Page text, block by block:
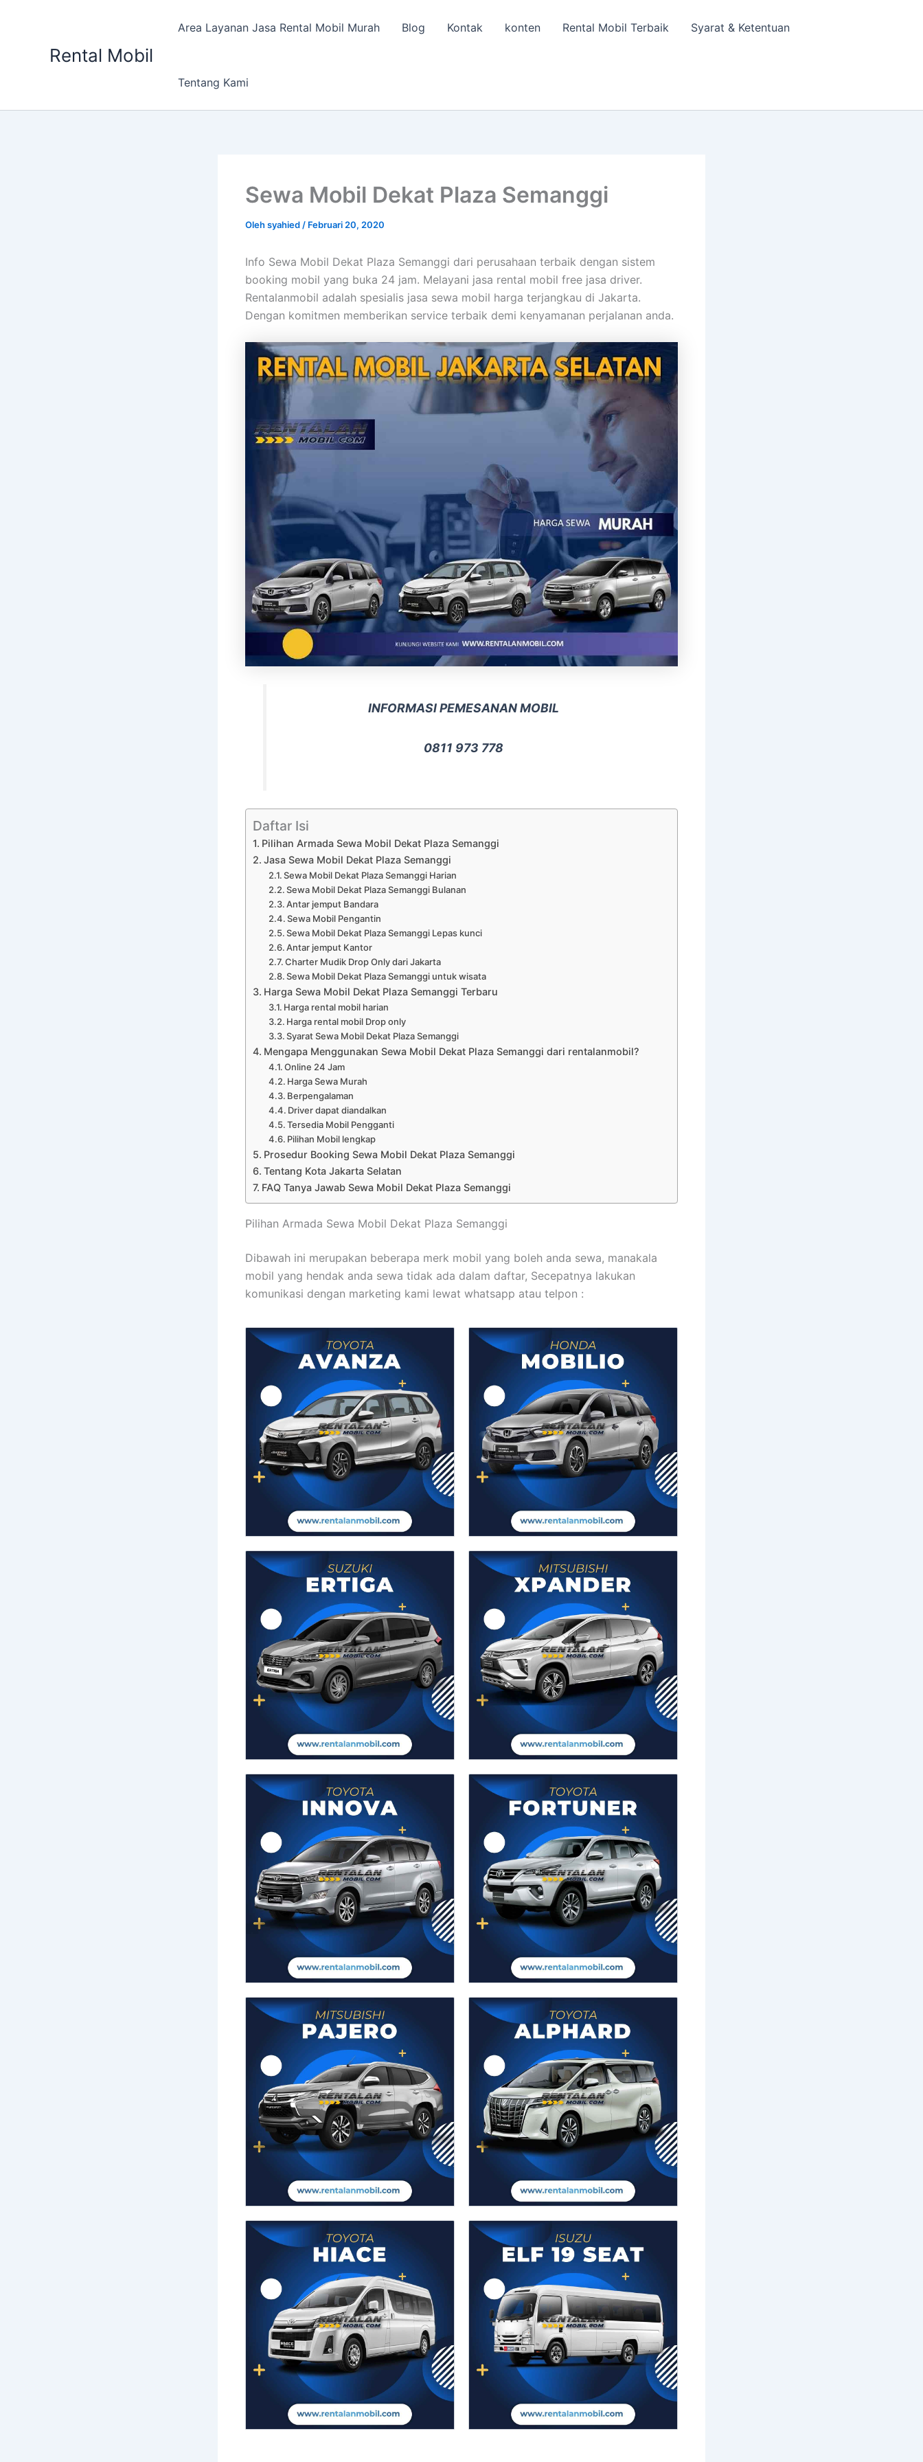
Rental Mobil
Area Layanan Jasa Rental Mobil Murah Blog Kontak konten Rental Mobil Terbaik Syarat & Ketentuan
Tentang Kami
Sewa Mobil Dekat Plaza Semanggi
Olehsyahied / Februari 20, 2020
Info Sewa Mobil Dekat Plaza Semanggi dari perusahaan terbaik dengan sistem
booking mobil yang buka 24 jam. Melayani jasa rental mobil free jasa driver.
Rentalanmobil adalah spesialis jasa sewa mobil harga terjangkau di Jakarta.
Dengan komitmen memberikan service terbaik demi kenyamanan perjalanan anda.
INFORMASI PEMESANAN MOBIL
0811 973 778
Daftar Isi
Pilihan Armada Sewa Mobil Dekat Plaza Semanggi
Jasa Sewa Mobil Dekat Plaza Semanggi
Sewa Mobil Dekat Plaza Semanggi Harian
Sewa Mobil Dekat Plaza Semanggi Bulanan
Antar jemput Bandara
Sewa Mobil Pengantin
Sewa Mobil Dekat Plaza Semanggi Lepas kunci
Antar jemput Kantor
Charter Mudik Drop Only dari Jakarta
Sewa Mobil Dekat Plaza Semanggi untuk wisata
Harga Sewa Mobil Dekat Plaza Semanggi Terbaru
Harga rental mobil harian
Harga rental mobil Drop only
Syarat Sewa Mobil Dekat Plaza Semanggi
Mengapa Menggunakan Sewa Mobil Dekat Plaza Semanggi dari rentalanmobil?
Online 24 Jam
Harga Sewa Murah
Berpengalaman
Driver dapat diandalkan
Tersedia Mobil Pengganti
Pilihan Mobil lengkap
Prosedur Booking Sewa Mobil Dekat Plaza Semanggi
Tentang Kota Jakarta Selatan
FAQ Tanya Jawab Sewa Mobil Dekat Plaza Semanggi
Pilihan Armada Sewa Mobil Dekat Plaza Semanggi
Dibawah ini merupakan beberapa merk mobil yang boleh anda sewa, manakala
mobil yang hendak anda sewa tidak ada dalam daftar, Secepatnya lakukan
komunikasi dengan marketing kami lewat whatsapp atau telpon :